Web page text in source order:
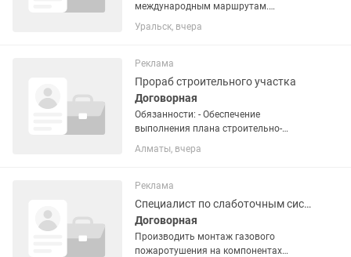
международным маршрутам.
Контроль технического состояния
автомобиля перед рейсом.
движения и режима труда и отдыха.
Оформление...
Уральск, вчера
Реклама
Прораб строительного участка
Договорная
Обязанности: - Обеспечение
выполнения плана строительно-
монтажных работ на участке в
соответствии с рабочими чертежами,
производственным планом и
нормативными...
Алматы, вчера
Реклама
Специалист по слаботочным системам
Договорная
Производить монтаж газового
пожаротушения на компонентах